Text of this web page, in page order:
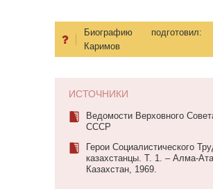
Биографию
Каримов
ИСТОЧНИКИ
Ведомости Верховного
СССР
Герои Социалистического
казахстанцы. Т. 1. – Алма-
Казахстан, 1969.